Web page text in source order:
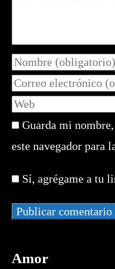
Introduce
tu
nombre
o
de
usuario
comentar
Introduce
tu
dirección
de
electrónico
comentar
Introduce
la
URL
de
web
(opcional)
Guarda mi
este navegador para
Sí, agrégame a tu
Amor